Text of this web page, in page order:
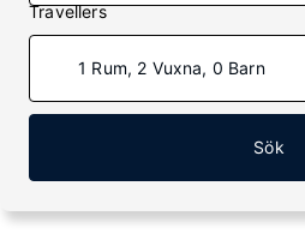
Travellers
1 Rum, 2 Vuxna, 0 Barn
Sök